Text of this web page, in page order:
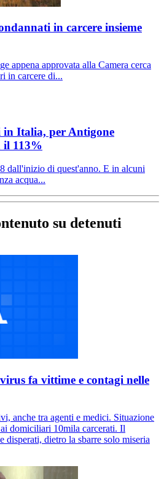
in carcere insieme
appena approvata alla Camera cerca
in carcere di...
in Italia, per Antigone
il 113%
dall'inizio di quest'anno. E in alcuni
acqua...
su detenuti
fa vittime e contagi nelle
anche tra agenti e medici. Situazione
domiciliari 10mila carcerati. Il
disperati, dietro la sbarre solo miseria